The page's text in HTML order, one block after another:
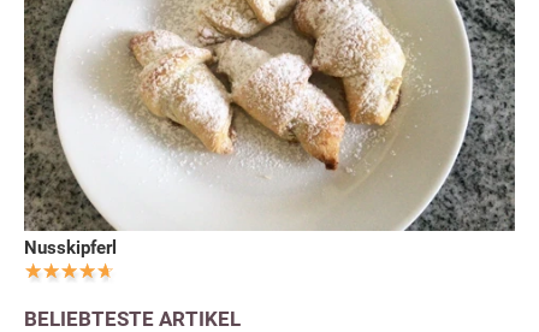
Nusskipferl
BELIEBTESTE ARTIKEL